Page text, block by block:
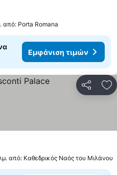
από: Porta Romana
Εμφάνιση τιμών
από: Καθεδρικός Ναός του Μιλάνου